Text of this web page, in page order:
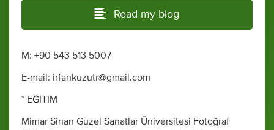
Read my blog
M: +90 543 513 5007
E-mail: irfankuzutr@gmail.com
* EĞİTİM
Mimar Sinan Güzel Sanatlar Üniversitesi Fotoğraf